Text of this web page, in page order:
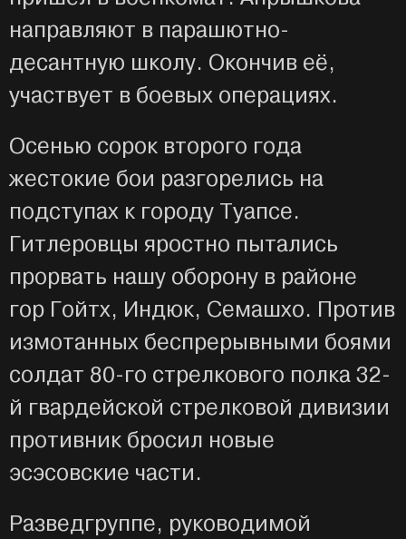
направляют в парашютно-
десантную школу. Окончив её,
участвует в боевых операциях.
Осенью сорок второго года
жестокие бои разгорелись на
подступах к городу Туапсе.
Гитлеровцы яростно пытались
прорвать нашу оборону в районе
гор Гойтх, Индюк, Семашхо. Против
измотанных беспрерывными боями
солдат 80-го стрелкового полка 32-
й гвардейской стрелковой дивизии
противник бросил новые
эсэсовские части.
Разведгруппе, руководимой